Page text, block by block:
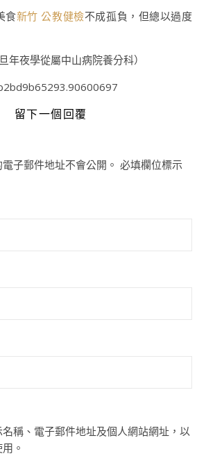
食新竹 公教健檢不成孤負，但總以過度
年夜學從屬中山病院養分科）
留下一個回覆
子郵件地址不會公開。 必填欄位標示
稱、電子郵件地址及個人網站網址，以
。